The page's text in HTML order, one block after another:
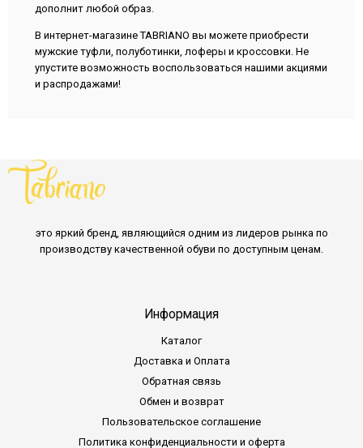
дополнит любой образ.
В интернет-магазине TABRIANO вы можете приобрести
мужские туфли, полуботинки, лоферы и кроссовки. Не
упустите возможность воспользоваться нашими акциями
и распродажами!
это яркий бренд, являющийся одним из лидеров рынка по
производству качественной обуви по доступным ценам.
Информация
Каталог
Доставка и Оплата
Обратная связь
Обмен и возврат
Пользовательское соглашение
Политика конфиденциальности и оферта